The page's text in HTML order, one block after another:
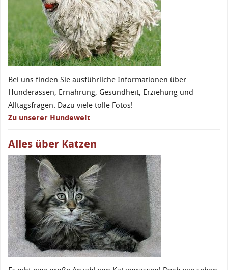
Bei uns finden Sie ausführliche Informationen über
Hunderassen, Ernährung, Gesundheit, Erziehung und
Alltagsfragen. Dazu viele tolle Fotos!
Zu unserer Hundewelt
Alles über Katzen